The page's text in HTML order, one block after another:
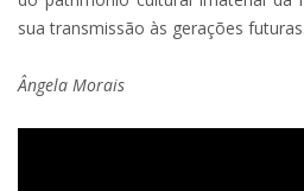
sua transmissão às gerações futuras.
Ângela Morais